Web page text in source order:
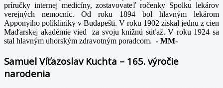
príručky internej medicíny, zostavovateľ ročenky Spolku lekárov
verejných nemocníc. Od roku 1894 bol hlavným lekárom
Apponyiho polikliniky v Budapešti. V roku 1902 získal jednu z cien
Maďarskej akadémie vied za svoju knižnú súťaž. V roku 1924 sa
stal hlavným uhorským zdravotným poradcom. - MM-
Samuel Víťazoslav Kuchta – 165. výročie
narodenia